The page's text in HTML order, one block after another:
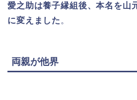
愛之助は養子縁組後、本名を山
に変えました 。
両親が他界